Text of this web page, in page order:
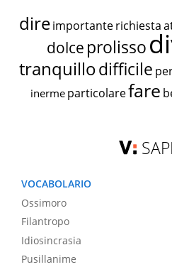
dire importante richiesta
dolce prolisso
tranquillodifficile
inerme particolarefare
VOCABOLARIO
Ossimoro
Filantropo
Idiosincrasia
Pusillanime